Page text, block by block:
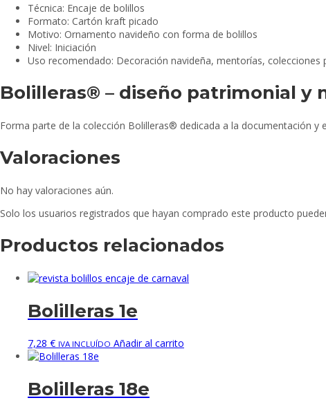
Técnica: Encaje de bolillos
Formato: Cartón kraft picado
Motivo: Ornamento navideño con forma de bolillos
Nivel: Iniciación
Uso recomendado: Decoración navideña, mentorías, colecciones
Bolilleras® – diseño patrimonial y
Forma parte de la colección Bolilleras® dedicada a la documentación
Valoraciones
No hay valoraciones aún.
Solo los usuarios registrados que hayan comprado este producto
Productos relacionados
Bolilleras 1e
7,28 € IVA INCLUÍDO Añadir al carrito
Bolilleras 18e